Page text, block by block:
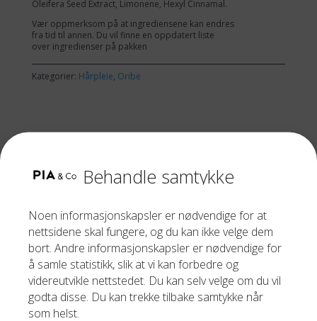
Behandle samtykke
Noen informasjonskapsler er nødvendige for at
nettsidene skal fungere, og du kan ikke velge dem
bort. Andre informasjonskapsler er nødvendige for
å samle statistikk, slik at vi kan forbedre og
videreutvikle nettstedet. Du kan selv velge om du vil
godta disse. Du kan trekke tilbake samtykke når
som helst.
Oleifera Seed Extract, Limonene, Hexyl Cinnamal.
Vær oppmerksom på at ingrediensene kan endres
fra tid til annen. Du vil finne en oppdatert liste
over ingredienser på pakken
Kategorier: Hårpleie, Oribe